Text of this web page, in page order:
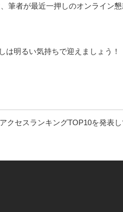
筆者が最近一押しのオンライン
は明るい気持ちで迎えましょう
クセスランキングTOP10を発表